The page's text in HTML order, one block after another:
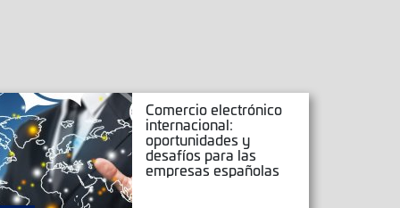
Comercio electrónico
internacional:
oportunidades y
desafíos para las
empresas españolas